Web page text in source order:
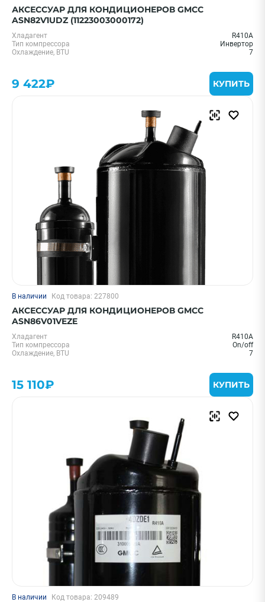
АКСЕССУАР ДЛЯ КОНДИЦИОНЕРОВ GMCC
ASN82V1UDZ (11223003000172)
Хладагент
R410A
Тип компрессора
Инвертор
Охлаждение, BTU
7
9 422₽ КУПИТЬ
В наличии Код товара: 227800
АКСЕССУАР ДЛЯ КОНДИЦИОНЕРОВ GMCC
ASN86V01VEZE
Хладагент
R410A
Тип компрессора
On/off
Охлаждение, BTU
7
15 110₽ КУПИТЬ
В наличии Код товара: 209489